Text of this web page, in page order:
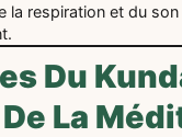
la respiration et du
Du
De La